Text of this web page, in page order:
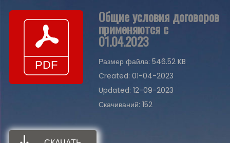
Общие условия договоров
применяются с
01.04.2023
Размер файла: 546.52 KB
Created: 01-04-2023
Updated: 12-09-2023
Скачиваний: 152